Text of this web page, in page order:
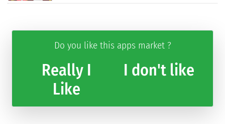
Do you like this apps market ?
Really I
Like
I don't like